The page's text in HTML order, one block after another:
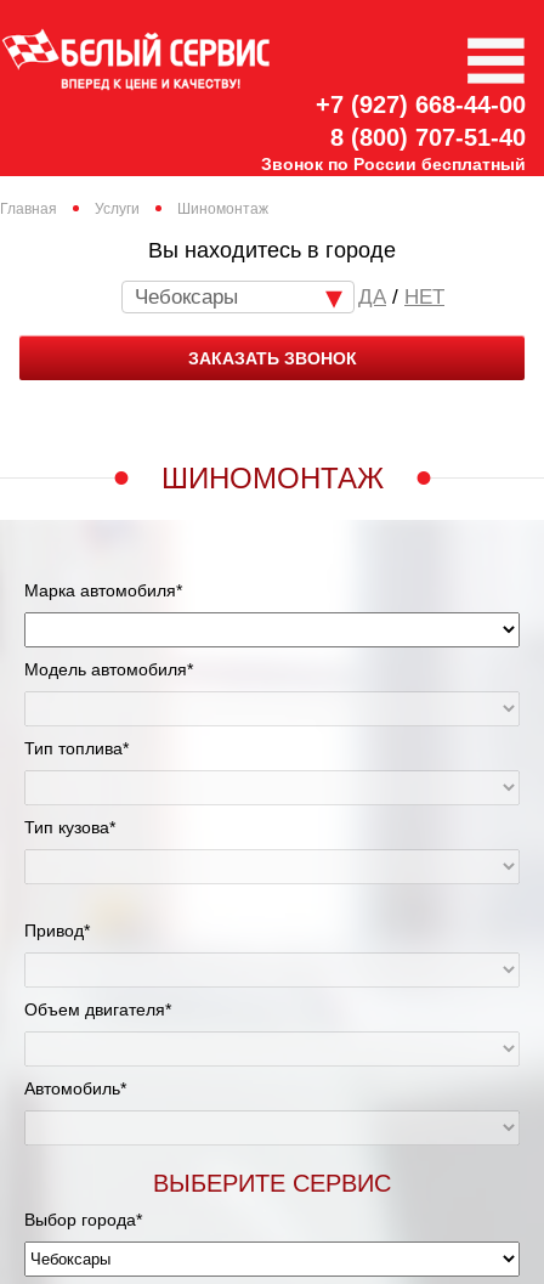
+7 (927) 668-44-00
8 (800) 707-51-40
Звонок по России бесплатный
Главная Услуги Шиномонтаж
Вы находитесь в городе
Чебоксары / НЕТ
ЗАКАЗАТЬ ЗВОНОК
ШИНОМОНТАЖ
Марка автомобиля*
Модель автомобиля*
Тип топлива*
Тип кузова*
Привод*
Объем двигателя*
Автомобиль*
ВЫБЕРИТЕ СЕРВИС
Выбор города*